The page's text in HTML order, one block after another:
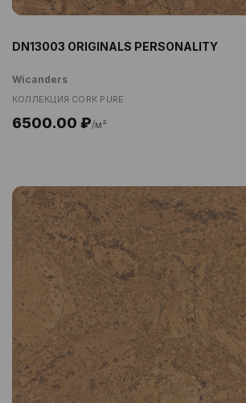
DN13003 ORIGINALS PERSONALITY
Wicanders
КОЛЛЕКЦИЯ CORK PURE
6500.00 ₽/м²